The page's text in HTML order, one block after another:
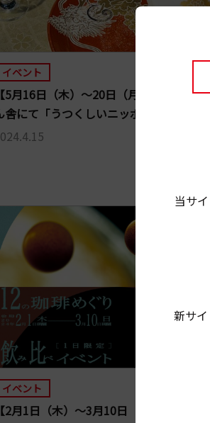
イベント
【5月16日（木）～20日（月）】烏丸御
舎にて「うつくしいニッポン展」を開催
イベント
【2月1日（木）～3月10日（日）頃】京都
当サイ
新サ